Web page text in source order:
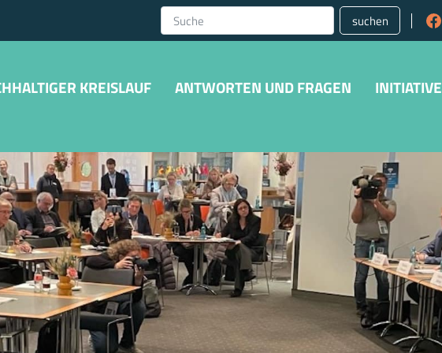
suchen
KREISLAUF ANTWORTEN UND FRAGEN INITIATIVE